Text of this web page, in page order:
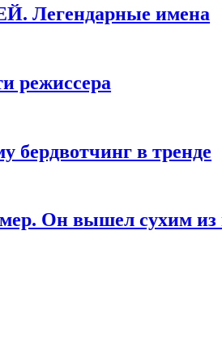
Легендарные имена
режиссера
бердвотчинг в тренде
Он вышел сухим из